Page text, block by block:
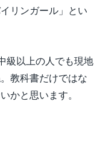
リンガール」とい
級以上の人でも現地
教科書だけではな
かと思います。